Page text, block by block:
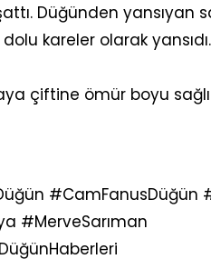
Düğünden yansıyan
kareler olarak yansıdı.
çiftine ömür boyu
#CamFanusDüğün
#MerveSarıman